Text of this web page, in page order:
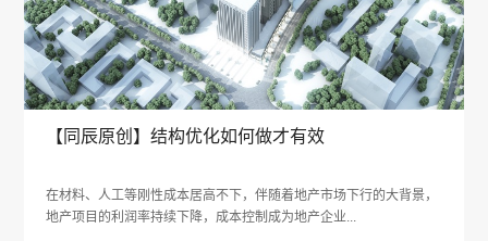
【同辰原创】结构优化如何做才有效
在材料、人工等刚性成本居高不下，伴随着地产市场下行的大背景，
地产项目的利润率持续下降，成本控制成为地产企业...